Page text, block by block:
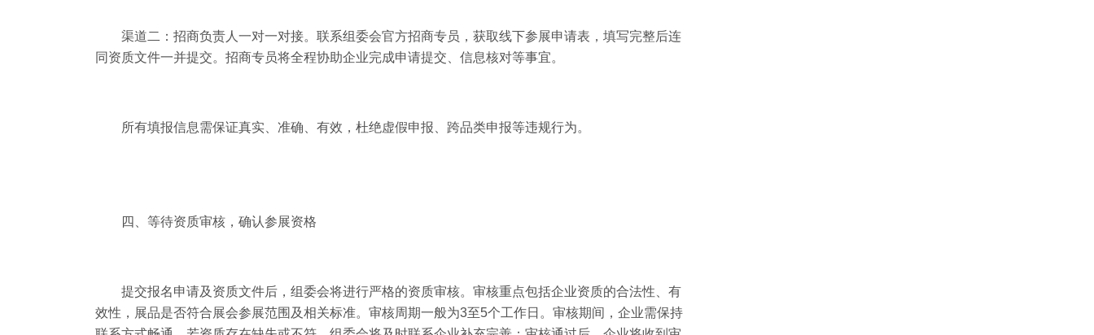
渠道二：招商负责人一对一对接。联系组委会官方招商专员，获取线下参展申请表，填写完整后连
同资质文件一并提交。招商专员将全程协助企业完成申请提交、信息核对等事宜。
所有填报信息需保证真实、准确、有效，杜绝虚假申报、跨品类申报等违规行为。
四、等待资质审核，确认参展资格
提交报名申请及资质文件后，组委会将进行严格的资质审核。审核重点包括企业资质的合法性、有
效性，展品是否符合展会参展范围及相关标准。审核周期一般为3至5个工作日。审核期间，企业需保持